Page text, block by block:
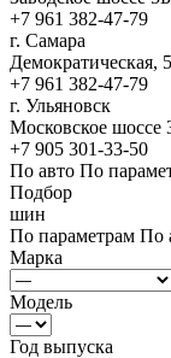
+7 961 382-47-79
г. Самара
Демократическая,
+7 961 382-47-79
г. Ульяновск
Московское шоссе
+7 905 301-33-50
По авто По
Подбор
шин
По параметрам По
Марка
Модель
Год выпуска